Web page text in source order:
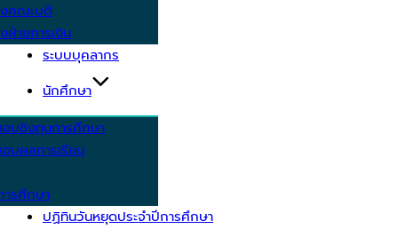
คณะบดี
ฝ่ายการเงิน
ระบบบุคลากร
นักศึกษา
บชิงทุนการศึกษา
บผลการเรียน
รศึกษา
ปฏิทินวันหยุดประจำปีการศึกษา